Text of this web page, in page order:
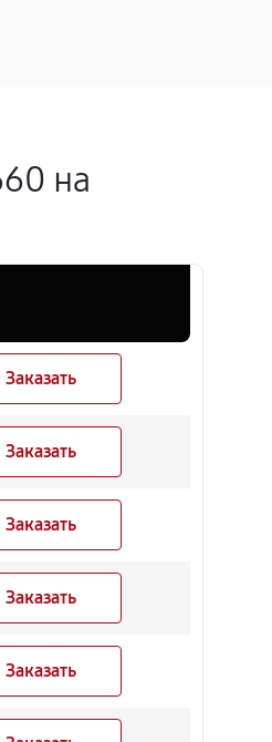
на
Заказать
Заказать
Заказать
Заказать
Заказать